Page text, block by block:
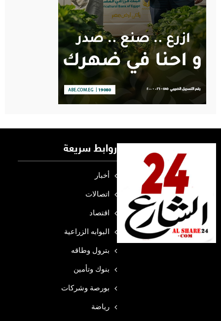
روابط سريعة
أخبار
اتصالات
اقتصاد
البوابه الزراعية
بترول وطاقه
بنوك وتأمين
بورصة وشركات
رياضة